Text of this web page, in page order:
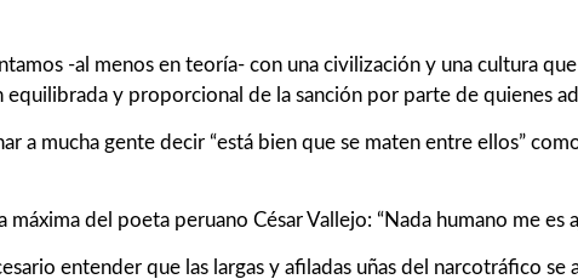
-al menos en teoría- con una civilización y una cultura
equilibrada y proporcional de la sanción por parte de quienes
a mucha gente decir “está bien que se maten entre ellos”
del poeta peruano César Vallejo: “Nada humano me es
entender que las largas y afiladas uñas del narcotráfico se